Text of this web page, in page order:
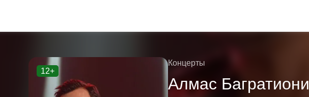
12+
Концерты
Алмас Багратиони